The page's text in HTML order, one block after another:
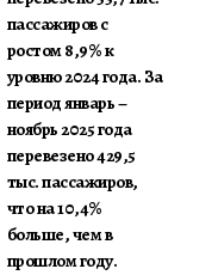
пассажиров с
ростом 8,9% к
уровню 2024 года. За
период январь –
ноябрь 2025 года
перевезено 429,5
тыс. пассажиров,
что на 10,4%
больше, чем в
прошлом году.